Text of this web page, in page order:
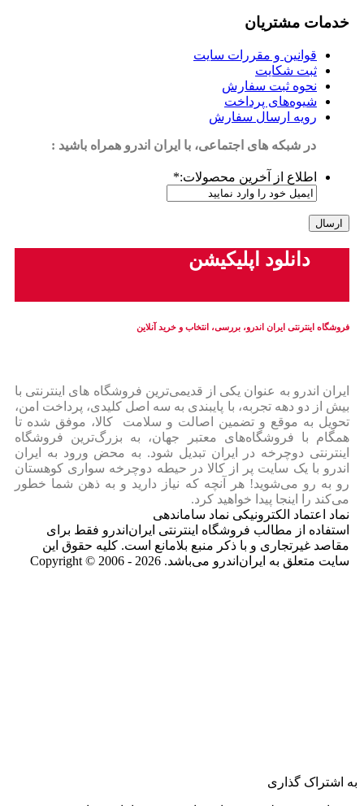
خدمات مشتریان
قوانین و مقررات سایت
ثبت شکایت
نحوه ثبت سفارش
شیوه‌های پرداخت
رویه ارسال سفارش
در شبکه های اجتماعی، با ایران اندرو همراه باشید :
اطلاع از آخرین محصولات:*
دانلود اپلیکیشن
فروشگاه اینترنتی ایران‌ اندرو، بررسی، انتخاب و خرید آنلاین
ایران‌ اندرو به عنوان یکی از قدیمی‌ترین فروشگاه های اینترنتی با
بیش از دو دهه تجربه، با پایبندی به سه اصل کلیدی، پرداخت امن،
تحویل به موقع و تضمین اصالت و سلامت کالا، موفق شده تا
همگام با فروشگاه‌های معتبر جهان، به بزرگ‌ترین فروشگاه
اینترنتی دوچرخه در ایران تبدیل شود. به محض ورود به ایران‌
اندرو با یک سایت پر از کالا در حیطه دوچرخه سواری کوهستان
رو به رو می‌شوید! هر آنچه که نیاز دارید و به ذهن شما خطور
می‌کند را اینجا پیدا خواهید کرد.
نماد اعتماد الکترونیکی نماد ساماندهی
استفاده از مطالب فروشگاه اینترنتی ایران‌اندرو فقط برای
مقاصد غیرتجاری و با ذکر منبع بلامانع است. کلیه حقوق این
سایت متعلق به ایران‌اندرو می‌باشد. Copyright © 2006 - 2026
به اشتراک گذاری